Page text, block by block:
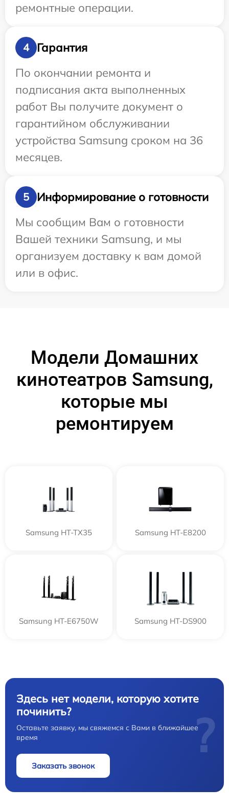
ремонтные операции.
4
Гарантия
По окончании ремонта и
подписания акта выполненных
работ Вы получите документ о
гарантийном обслуживании
устройства Samsung сроком на 36
месяцев.
5
Информирование о готовности
Мы сообщим Вам о готовности
Вашей техники Samsung, и мы
организуем доставку к вам домой
или в офис.
Модели Домашних
кинотеатров Samsung,
которые мы
ремонтируем
Samsung HT-TX35 Samsung HT-E8200
Samsung HT-E6750W Samsung HT-DS900
Здесь нет модели, которую хотите
починить?
Оставьте заявку, мы свяжемся с Вами в ближайшее
время
Заказать звонок
?